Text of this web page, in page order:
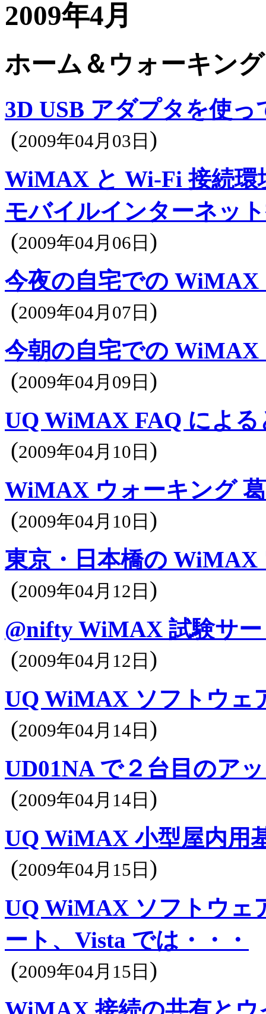
2009年4月
ホーム＆ウォーキン
3D USB アダプタを使っ
(2009年04月03日 )
WiMAX と Wi-Fi 接続環
モバイルインターネッ
(2009年04月06日 )
今夜の自宅での WiMAX
(2009年04月07日 )
今朝の自宅での WiMAX
(2009年04月09日 )
UQ WiMAX FAQ による
(2009年04月10日 )
WiMAX ウォーキング
(2009年04月10日 )
東京・日本橋の WiMAX
(2009年04月12日 )
@nifty WiMAX 試験サ
(2009年04月12日 )
UQ WiMAX ソフトウェ
(2009年04月14日 )
UD01NA で２台目のア
(2009年04月14日 )
UQ WiMAX 小型屋内用
(2009年04月15日 )
UQ WiMAX ソフトウェ
ート、Vista では・・・
(2009年04月15日 )